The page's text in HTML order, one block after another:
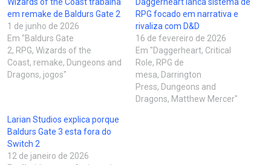
em remake de Baldurs Gate 2
1 de junho de 2026
Em "Baldurs Gate
2, RPG, Wizards of the
Coast, remake, Dungeons and
Dragons, jogos"
RPG focado em narrativa e
rivaliza com D&D
16 de fevereiro de 2026
Em "Daggerheart, Critical
Role, RPG de
mesa, Darrington
Press, Dungeons and
Dragons, Matthew Mercer"
Larian Studios explica porque
Baldurs Gate 3 esta fora do
Switch 2
12 de janeiro de 2026